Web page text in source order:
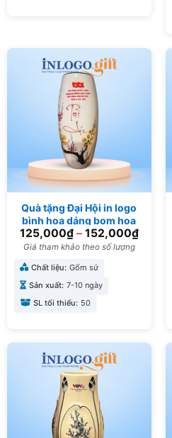
Quà tặng Đại Hội in logo
bình hoa dáng bom hoa
đào LH-19
125,000₫– 152,000₫
Giá tham khảo theo số lượng
Chất liệu: Gốm sứ
Sản xuất: 7-10 ngày
SL tối thiểu: 50